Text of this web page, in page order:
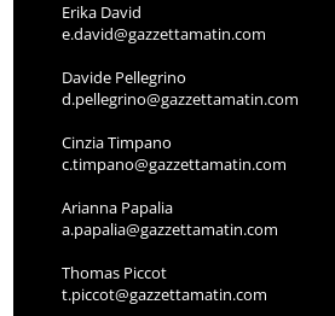
Erika David
e.david@gazzettamatin.com
Davide Pellegrino
d.pellegrino@gazzettamatin.com
Cinzia Timpano
c.timpano@gazzettamatin.com
Arianna Papalia
a.papalia@gazzettamatin.com
Thomas Piccot
t.piccot@gazzettamatin.com